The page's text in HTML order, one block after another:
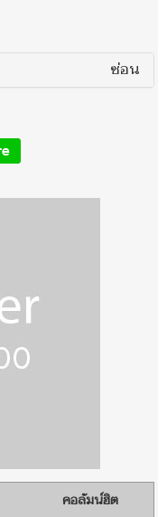
ซ่อน
คอลัมน์ฮิต